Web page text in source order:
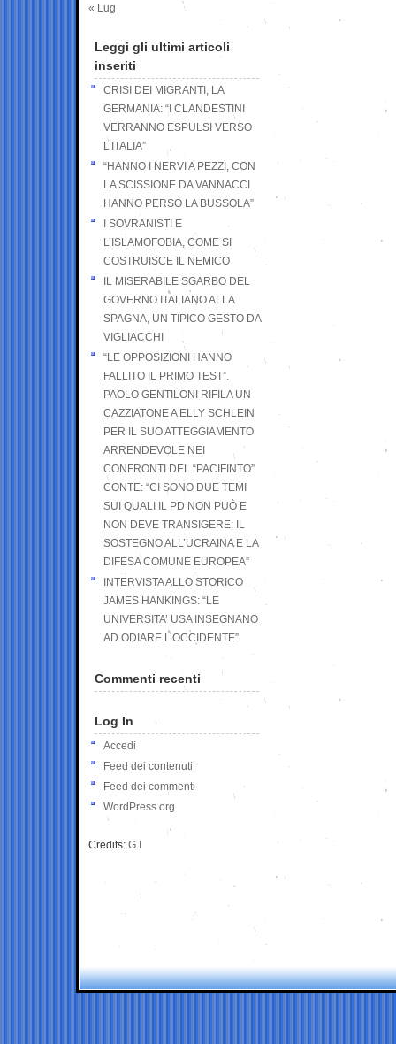
« Lug
Leggi gli ultimi articoli
inseriti
CRISI DEI MIGRANTI, LA
GERMANIA: “I CLANDESTINI
VERRANNO ESPULSI VERSO
L’ITALIA”
“HANNO I NERVI A PEZZI, CON
LA SCISSIONE DA VANNACCI
HANNO PERSO LA BUSSOLA”
I SOVRANISTI E
L’ISLAMOFOBIA, COME SI
COSTRUISCE IL NEMICO
IL MISERABILE SGARBO DEL
GOVERNO ITALIANO ALLA
SPAGNA, UN TIPICO GESTO DA
VIGLIACCHI
“LE OPPOSIZIONI HANNO
FALLITO IL PRIMO TEST”.
PAOLO GENTILONI RIFILA UN
CAZZIATONE A ELLY SCHLEIN
PER IL SUO ATTEGGIAMENTO
ARRENDEVOLE NEI
CONFRONTI DEL “PACIFINTO”
CONTE: “CI SONO DUE TEMI
SUI QUALI IL PD NON PUÒ E
NON DEVE TRANSIGERE: IL
SOSTEGNO ALL’UCRAINA E LA
DIFESA COMUNE EUROPEA”
INTERVISTA ALLO STORICO
JAMES HANKINGS: “LE
UNIVERSITA’ USA INSEGNANO
AD ODIARE L’OCCIDENTE”
Commenti recenti
Log In
Accedi
Feed dei contenuti
Feed dei commenti
WordPress.org
Credits: G.I